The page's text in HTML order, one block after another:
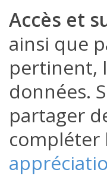
Accès et
ainsi que
pertinent,
données.
partager
compléter